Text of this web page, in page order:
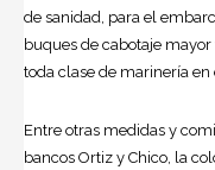
de sanidad, para el
buques de cabotaje
toda clase de marinería en
Entre otras medidas y
bancos Ortiz y Chico, la